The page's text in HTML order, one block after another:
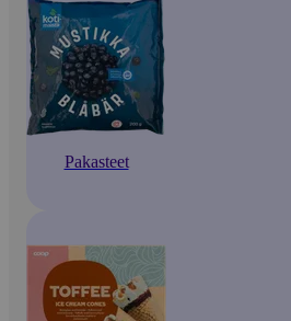
Pakasteet